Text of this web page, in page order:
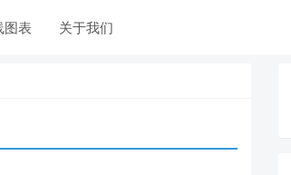
图表 关于我们